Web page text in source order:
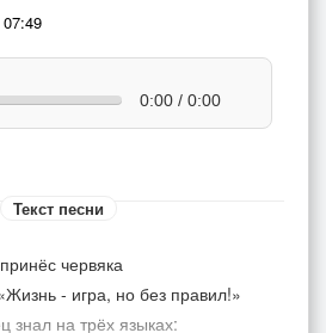
0:00 / 0:00
Текст песни
червяка
- игра, но без правил!»
знал на трёх языках: